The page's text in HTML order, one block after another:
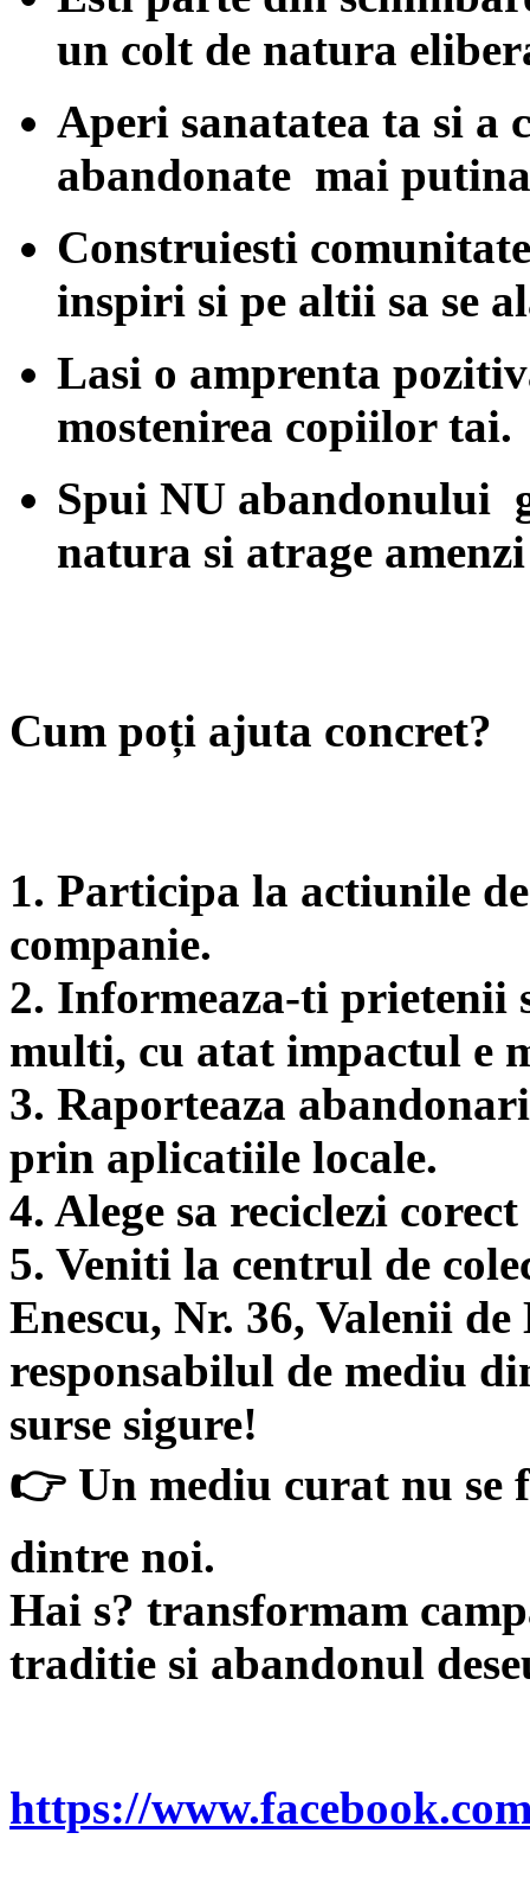
un colt de natura
Aperi sanatatea ta si
abandonate mai
Construiesti
inspiri si pe altii sa se
Lasi o amprenta
mostenirea copiilor tai.
Spui NU abandonului
natura si atrage
Cum poți ajuta concret?
1. Participa la actiunile
companie.
2. Informeaza-ti prietenii
multi, cu atat impactul e
3. Raporteaza
prin aplicatiile locale.
4. Alege sa reciclezi
5. Veniti la centrul de
Enescu, Nr. 36, Valenii
responsabilul de mediu
surse sigure!
👉 Un mediu curat nu se
dintre noi.
Hai s? transformam
traditie si abandonul
https://